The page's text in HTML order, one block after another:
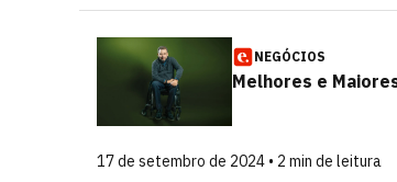
NEGÓCIOS
Melhores e
17 de setembro de 2024 • 2 min de leitura